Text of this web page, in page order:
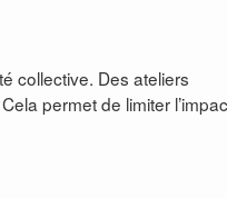
collective. Des ateliers
permet de limiter